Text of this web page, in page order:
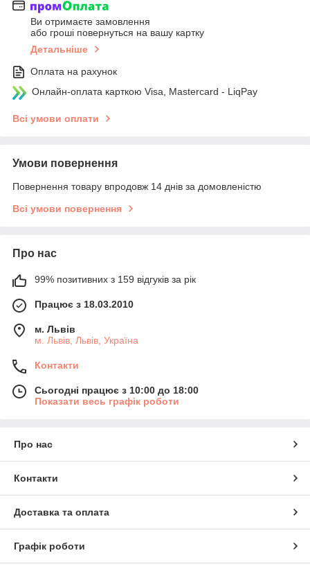
Ви отримаєте замовлення
або гроші повернуться на вашу картку
Детальніше
Оплата на рахунок
Онлайн-оплата карткою Visa, Mastercard - LiqPay
Всі умови оплати
Умови повернення
Повернення товару впродовж 14 днів за домовленістю
Всі умови повернення
Про нас
99% позитивних з 159 відгуків за рік
Працює з 18.03.2010
м. Львів
м. Львів, Львів, Україна
Контакти
Сьогодні працює з 10:00 до 18:00
Показати весь графік роботи
Про нас
Контакти
Доставка та оплата
Графік роботи